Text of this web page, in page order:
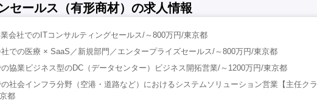
セールス（有形商材）の求人情報
会社でのITコンサルティングセールス/～800万円/東京都
での医療 × SaaS／新規部門／エンタープライズセールス/～800万円/東京都
協業ビジネス型のDC（データセンター）ビジネス開拓営業/～1200万円/東京都
社会インフラ分野（空港・道路など）におけるシステムソリューション営業【主任クラ
都